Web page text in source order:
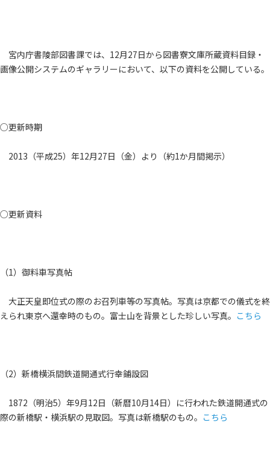
宮内庁書陵部図書課では、12月27日から図書寮文庫所蔵資料目録・
画像公開システムのギャラリーにおいて、以下の資料を公開している。
○更新時期
2013（平成25）年12月27日（金）より（約1か月間掲示）
○更新資料
（1）御料車写真帖
大正天皇即位式の際のお召列車等の写真帖。写真は京都での儀式を終
えられ東京へ還幸時のもの。富士山を背景とした珍しい写真。 こちら
（2）新橋横浜間鉄道開通式行幸鋪設図
1872（明治5）年9月12日（新暦10月14日）に行われた鉄道開通式の
際の新橋駅・横浜駅の見取図。写真は新橋駅のもの。 こちら